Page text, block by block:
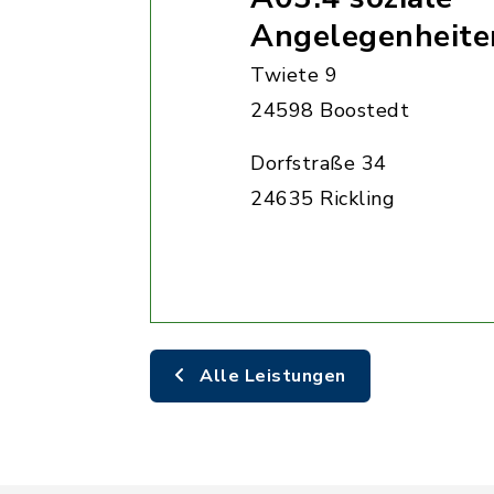
Twiete 9
24598 Boostedt
Dorfstraße 34
24635 Rickling
Alle Leistungen